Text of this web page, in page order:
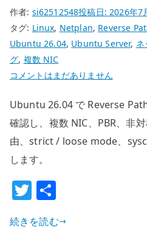
作者: si62512548投稿日:2026年7
タグ: Linux, Netplan, Reverse
Ubuntu 26.04, Ubuntu Server,
グ, 複数 NIC
Ubuntu
Reverse
Path
Filtering
の
本
設
定
コメントはまだありません
Ubuntu 26.04 で Reverse
確認し、複数 NIC、PBR、非
由、strict / loose mode、
します。
T
w
続きを読む